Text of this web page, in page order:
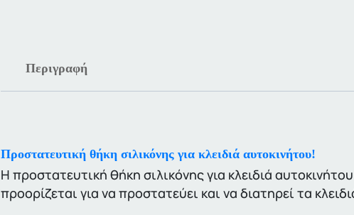
Περιγραφή
Προστατευτική θήκη σιλικόνης για κλειδιά αυτοκινήτου!
Η προστατευτική θήκη σιλικόνης για κλειδιά
προορίζεται για να προστατεύει και να διατηρεί τα